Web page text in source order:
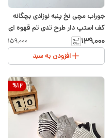
جوراب مچی نخ پنبه نوزادی بچگانه
کف استپ دار طرح تدی تم قهوه ای
۱ تا ۴ سال
۱۳۹٬۰۰۰ ۱۵۹٬۰۰۰
افزودن به سبد
%12